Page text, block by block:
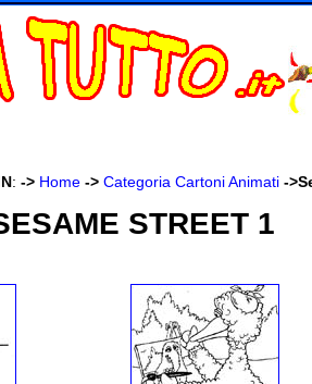
: -> Home -> Categoria Cartoni Animati ->
STREET 1